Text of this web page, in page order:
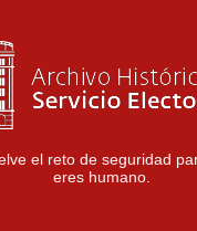
el reto de seguridad
eres humano.